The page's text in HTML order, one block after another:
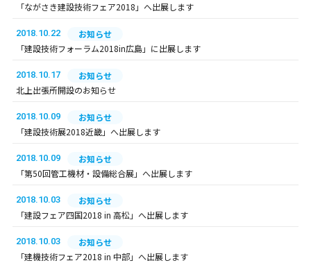
「ながさき建設技術フェア2018」へ出展します
2018.10.22
お知らせ
「建設技術フォーラム2018in広島」に出展します
2018.10.17
お知らせ
北上出張所開設のお知らせ
2018.10.09
お知らせ
「建設技術展2018近畿」へ出展します
2018.10.09
お知らせ
「第50回管工機材・設備総合展」へ出展します
2018.10.03
お知らせ
「建設フェア四国2018 in 高松」へ出展します
2018.10.03
お知らせ
「建機技術フェア2018 in 中部」へ出展します